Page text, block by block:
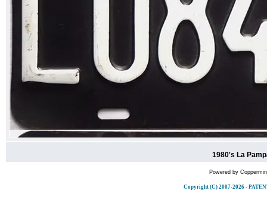
1980's La
Powered by
Copyright (C) 2007-2026 -